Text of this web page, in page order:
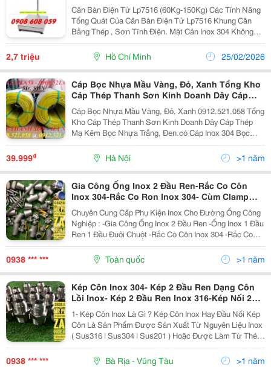
Cân Bàn Điện Tử Lp7516 (60Kg-150Kg) Các Tính Năng
Tổng Quát Của Cân Bàn Điện Tử Lp7516 Khung Cân
Bằng Thép , Sơn Tĩnh Điện. Mặt Cân Inox 304 Không
Gĩ, Chống Nước Và Bụi Bẩn, Dễ Vệ Sinh Cảm Biến Lực
Bằng Hộp Kim Nhôm Không Gỉ, Độ Chính...
2,7 triệu Hồ Chí Minh 25/02/2026
Cáp Bọc Nhựa Mầu Vàng, Đỏ, Xanh Tổng Kho
Cáp Thép Thanh Sơn Kinh Doanh Dây Cáp
Thép Mạ Kẽm Bọc Nhựa Trắng, Đen.có Cáp
Inox 304 Bọc Nhựa Trắng Trong, Ròng Rọc
Nhựa Mầu Cam Treo Cáp Điện, Puly Đôi Inox
304, Dòng Dọc Đơn Inox 304
Cáp Bọc Nhựa Mầu Vàng, Đỏ, Xanh 0912.521.058 Tổng
Kho Cáp Thép Thanh Sơn Kinh Doanh Dây Cáp Thép
Mạ Kẽm Bọc Nhựa Trắng, Đen.có Cáp Inox 304 Bọc
Nhựa Trắng Trong, Ròng Rọc Nhựa Mầu Cam Treo Cáp
Điện, Puly Đôi Inox 304, Dòng Dọc Đơn Inox 304 Cáp
Thép...
39.999₫ Hà Nội >1 năm
Gia Công Ống Inox 2 Đầu Ren-Rắc Co Côn
Inox 304-Rắc Co Ron Inox 304- Cùm Clamp
Inox 316-Co Hàn Inox 340 Sch10- Co Ren Inox
304 - Tê Ren Inox 304- Kép 2 Đầu Ren Inox
304- Măng Xông Inox 304- Co Điếu Inox 304-
Cà Rá Inox 304
Chuyên Cung Cấp Phụ Kiện Inox Cho Đường Ống Công
Nghiệp : -Gia Công Ống Inox 2 Đầu Ren -Ống Inox 1 Đầu
Ren 1 Đầu Đuôi Chuột -Rắc Co Côn Inox 304 -Rắc Co
Ron Inox 304 - Cùm Clamp Inox 316 -Co Hàn Inox 340
0938 *** *** Toàn quốc >1 năm
Kép Côn Inox 304- Kép 2 Đầu Ren Dạng Côn
Lồi Inox- Kép 2 Đầu Ren Inox 316-Kép Nối 2
Đầu Ren Côn Lõm 316- Kép Côn Thủy Lực-Kép
Ren Côn Nối Khí Nén-Co Nối Inox Ống Thủy
Lực-Tê Ren Inox-Tê Hàn Inox 304- Rắc Co Inox
316
1- Kép Côn Inox Là Gì ? Kép Côn Inox Hay Đầu Nối Kép
Côn Là Sản Phẩm Được Sản Xuất Từ Nguyên Liệu Inox
( Sus316 | Sus304 | Sus201 ) Hoặc Được Làm Từ Thép
, Đồng Và Được Gọi Là Kép Côn Thép , Kép Côn Đồng
... Kép Côn Inox 304 Là Thiết Bị Dùng Để...
0938 *** *** Bà Rịa - Vũng Tàu >1 năm